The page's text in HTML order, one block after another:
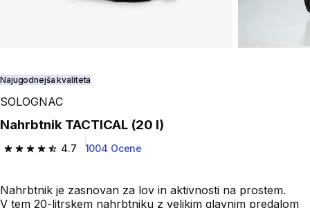
Najugodnejša kvaliteta
SOLOGNAC
Nahrbtnik TACTICAL (20 l)
4.7
4.7 od 5 zvezdic from 1004 ocene
1004 Ocene
Nahrbtnik je zasnovan za lov in aktivnosti na prostem.
V tem 20-litrskem nahrbtniku z velikim glavnim predalom